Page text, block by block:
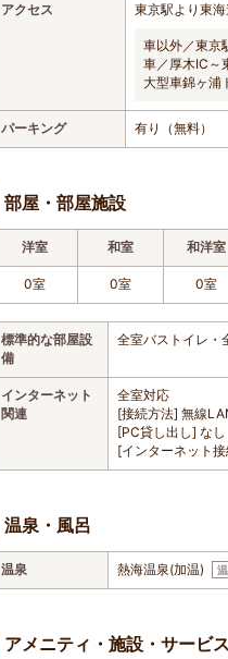
アクセス 東京駅より東
車以外／東京
車／厚木IC～
大型車錦ヶ浦
パーキング 有り（無料）
部屋・部屋施設
洋室 和室 和洋室
0室 0室 0室
標準的な部屋設
備
全室バストイレ・
インターネット
関連
全室対応
[接続方法] 無線
[PC貸し出し] なし
[インターネット
温泉・風呂
温泉 熱海温泉(加温)
アメニティ・施設・サービス